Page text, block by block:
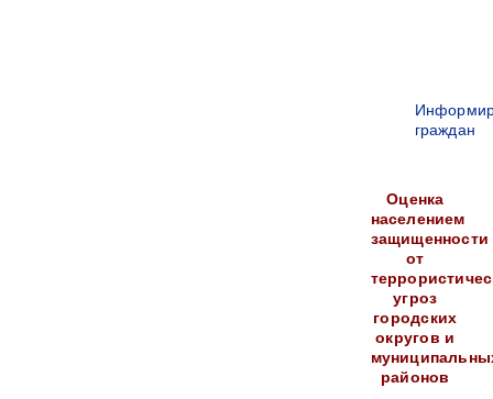
граждан
Оценка
населением
защищенности
от
угроз
городских
округов и
районов